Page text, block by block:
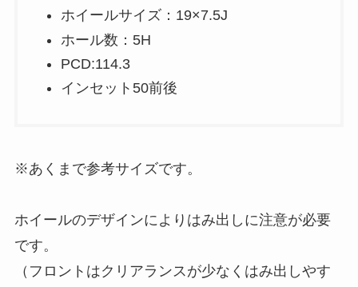
ホイールサイズ：19×7.5J
ホール数：5H
PCD:114.3
インセット50前後
※あくまで参考サイズです。
ホイールのデザインによりはみ出しに注意が必要
です。
（フロントはクリアランスが少なくはみ出しやす